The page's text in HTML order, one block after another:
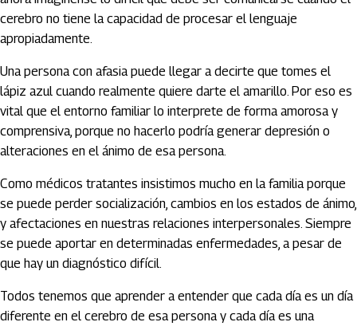
cerebro no tiene la capacidad de procesar el lenguaje
apropiadamente.
Una persona con afasia puede llegar a decirte que tomes el
lápiz azul cuando realmente quiere darte el amarillo. Por eso es
vital que el entorno familiar lo interprete de forma amorosa y
comprensiva, porque no hacerlo podría generar depresión o
alteraciones en el ánimo de esa persona.
Como médicos tratantes insistimos mucho en la familia porque
se puede perder socialización, cambios en los estados de ánimo,
y afectaciones en nuestras relaciones interpersonales. Siempre
se puede aportar en determinadas enfermedades, a pesar de
que hay un diagnóstico difícil.
Todos tenemos que aprender a entender que cada día es un día
diferente en el cerebro de esa persona y cada día es una